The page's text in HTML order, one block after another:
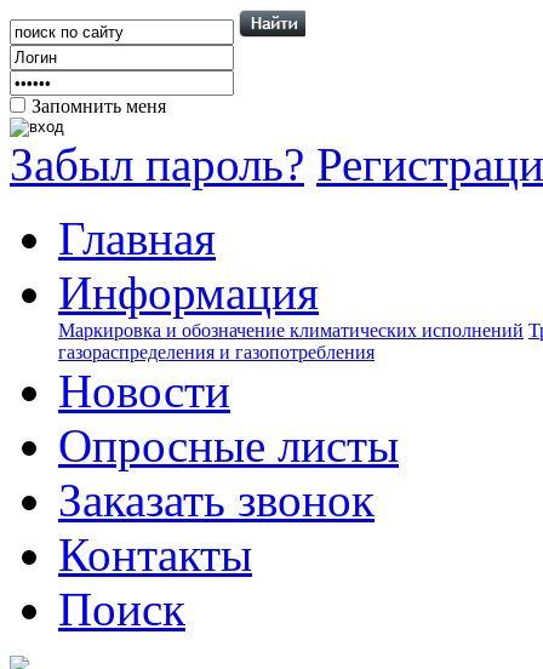
Запомнить меня
Забыл пароль?
Главная
Информация
Маркировка и обозначение климатических исполнений
газораспределения и газопотребления
Новости
Опросные листы
Заказать звонок
Контакты
Поиск